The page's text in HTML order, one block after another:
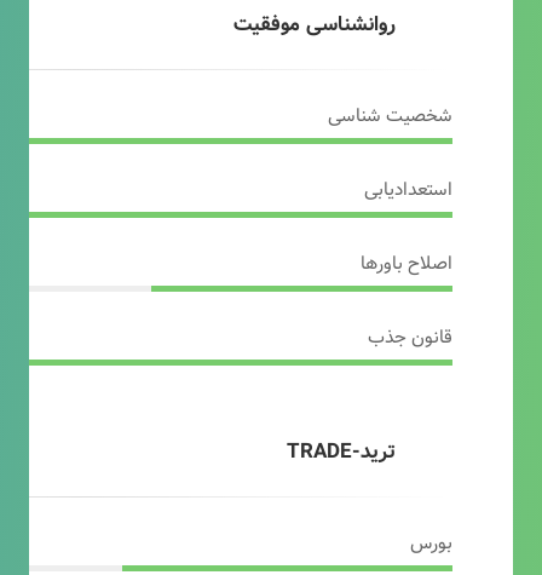
روانشناسی موفقیت
شخصیت شناسی
استعدادیابی
اصلاح باورها
قانون جذب
ترید-TRADE
بورس